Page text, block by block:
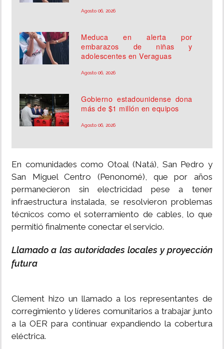
Agosto 06, 2026
Meduca en alerta por
embarazos de niñas y
adolescentes en Veraguas
Agosto 06, 2026
Gobierno estadounidense dona
más de $1 millón en equipos
Agosto 06, 2026
En comunidades como Otoal (Natá), San Pedro y
San Miguel Centro (Penonomé), que por años
permanecieron sin electricidad pese a tener
infraestructura instalada, se resolvieron problemas
técnicos como el soterramiento de cables, lo que
permitió finalmente conectar el servicio.
Llamado a las autoridades locales y proyección
futura
Clement hizo un llamado a los representantes de
corregimiento y líderes comunitarios a trabajar junto
a la OER para continuar expandiendo la cobertura
eléctrica.